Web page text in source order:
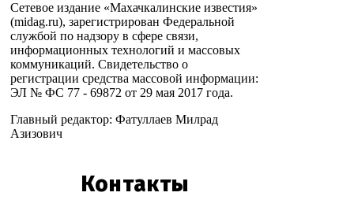
Сетевое издание «Махачкалинские известия»
(midag.ru), зарегистрирован Федеральной
службой по надзору в сфере связи,
информационных технологий и массовых
коммуникаций. Свидетельство о
регистрации средства массовой информации:
ЭЛ № ФС 77 - 69872 от 29 мая 2017 года.
Главный редактор: Фатуллаев Милрад
Азизович
Контакты